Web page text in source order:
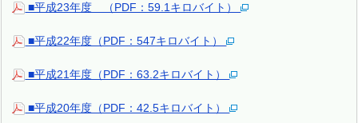
■平成23年度 （PDF：59.1キロバイト）
■平成22年度（PDF：547キロバイト）
■平成21年度（PDF：63.2キロバイト）
■平成20年度（PDF：42.5キロバイト）